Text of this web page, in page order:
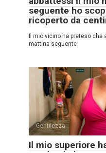
seguente ho
ricoperto da
Il mio vicino ha preteso che
mattina seguente
Gentilezza
Il mio superiore